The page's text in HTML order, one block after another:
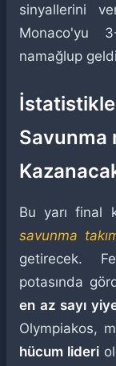
sinyallerini
Monaco'yu
namağlup
Savunma
Bu yarı final
savunma
getirecek.
potasında
en az sayı
Olympiakos,
hücum lideri